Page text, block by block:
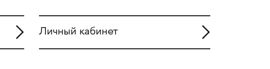
Личный кабинет